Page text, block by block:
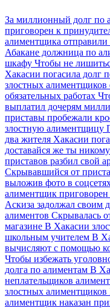
За миллионный долг по
приговорен к
алиментщика
Абакане должница по
шкафу Чтобы не
Хакасии погасила долг
злостных алиментщиков
обязательных работах
выплатил дочерям
приставы пробежали
злостную алиментщицу
два жителя Хакасии
доставайся же ты
приставов разбил свой
Скрывавшийся от
выложив фото в
алиментщик
Аскиза задолжал своим
алиментов Скрывалась
магазине В Хакасии
школьным учителем В
вычисляют с помощью
Чтобы избежать
долга по алиментам В
неплательщиков
злостных алиментщиков
алиментщик наказан